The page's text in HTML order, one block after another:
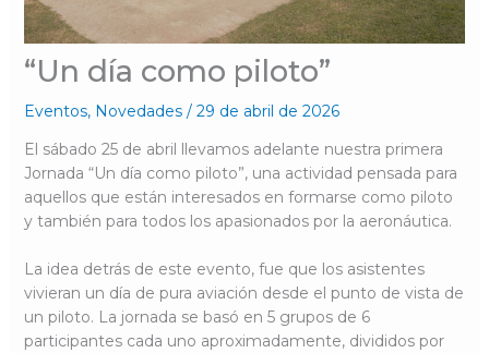
“Un día como piloto”
Eventos, Novedades/ 29 de abril de 2026
El sábado 25 de abril llevamos adelante nuestra primera
Jornada “Un día como piloto”, una actividad pensada para
aquellos que están interesados en formarse como piloto
y también para todos los apasionados por la aeronáutica.
La idea detrás de este evento, fue que los asistentes
vivieran un día de pura aviación desde el punto de vista de
un piloto. La jornada se basó en 5 grupos de 6
participantes cada uno aproximadamente, divididos por